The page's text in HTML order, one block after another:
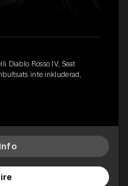
Diablo Rosso IV, Seat
inte inkluderad,